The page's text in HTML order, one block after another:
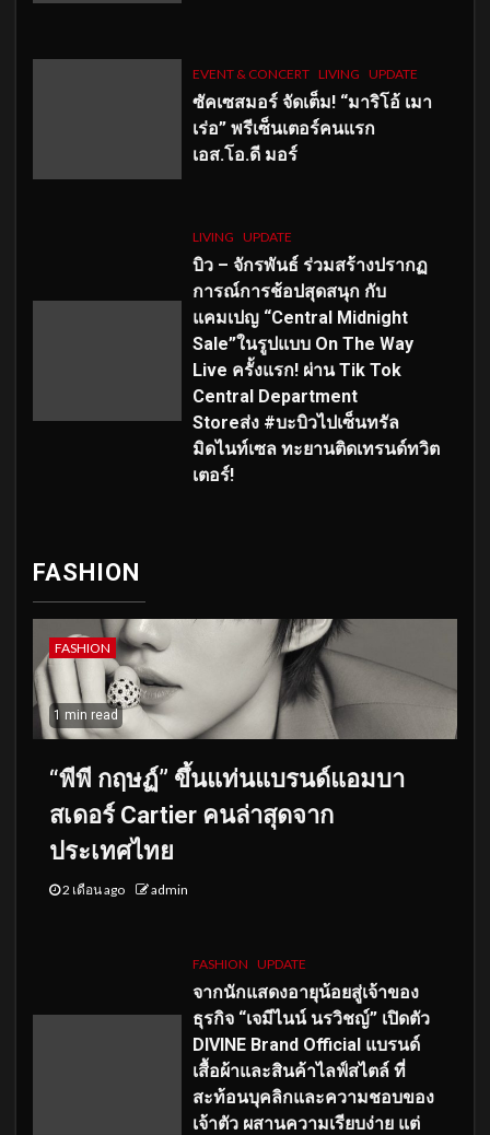
EVENT & CONCERT LIVING UPDATE
ซัคเซสมอร์ จัดเต็ม! “มาริโอ้ เมา
เร่อ” พรีเซ็นเตอร์คนแรก
เอส.โอ.ดี มอร์
LIVING UPDATE
บิว – จักรพันธ์ ร่วมสร้างปรากฏ
การณ์การช้อปสุดสนุก กับ
แคมเปญ “Central Midnight
Sale”ในรูปแบบ On The Way
Live ครั้งแรก! ผ่าน Tik Tok
Central Department
Storeส่ง #บะบิวไปเซ็นทรัล
มิดไนท์เซล ทะยานติดเทรนด์ทวิต
เตอร์!
FASHION
FASHION
1 min read
“พีพี กฤษฏ์” ขึ้นแท่นแบรนด์แอมบา
สเดอร์ Cartier คนล่าสุดจาก
ประเทศไทย
2 เดือน ago admin
FASHION UPDATE
จากนักแสดงอายุน้อยสู่เจ้าของ
ธุรกิจ “เจมีไนน์ นรวิชญ์” เปิดตัว
DIVINE Brand Official แบรนด์
เสื้อผ้าและสินค้าไลฟ์สไตล์ ที่
สะท้อนบุคลิกและความชอบของ
เจ้าตัว ผสานความเรียบง่าย แต่